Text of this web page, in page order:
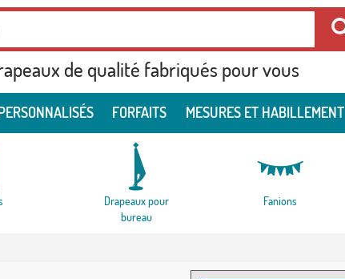
de qualité fabriqués pour vous
FORFAITS MESURES ET HABILLEMENT
Drapeaux pour
bureau
Fanions